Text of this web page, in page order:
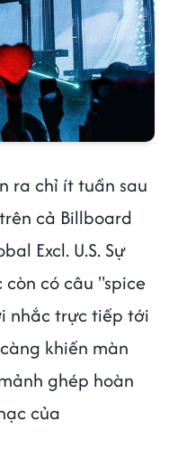
ra chỉ ít tuần sau
cả Billboard
Excl. U.S. Sự
có câu "spice
nhắc trực tiếp tới
khiến màn
ghép hoàn
của